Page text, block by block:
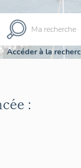
Accéder à la
: